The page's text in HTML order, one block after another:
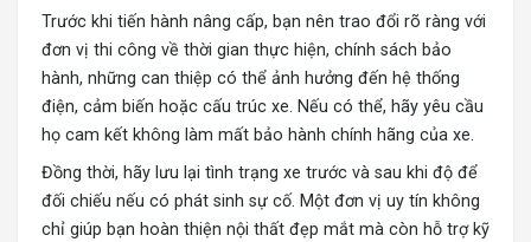
Trước khi tiến hành nâng cấp, bạn nên trao đổi rõ ràng với
đơn vị thi công về thời gian thực hiện, chính sách bảo
hành, những can thiệp có thể ảnh hưởng đến hệ thống
điện, cảm biến hoặc cấu trúc xe. Nếu có thể, hãy yêu cầu
họ cam kết không làm mất bảo hành chính hãng của xe.
Đồng thời, hãy lưu lại tình trạng xe trước và sau khi độ để
đối chiếu nếu có phát sinh sự cố. Một đơn vị uy tín không
chỉ giúp bạn hoàn thiện nội thất đẹp mắt mà còn hỗ trợ kỹ